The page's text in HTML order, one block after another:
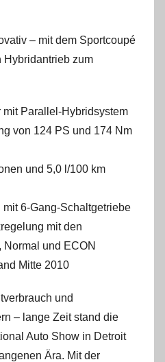
– mit dem Sportcoupé
Hybridantrieb zum
mit Parallel-Hybridsystem
von 124 PS und 174 Nm
und 5,0 l/100 km
6-Gang-Schaltgetriebe
mit den
Normal und ECON
Mitte 2010
und
– lange Zeit stand die
Auto Show in Detroit
Ära. Mit der